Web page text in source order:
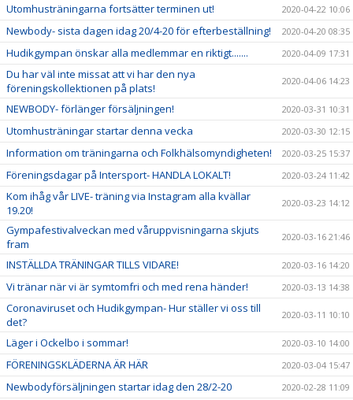
Utomhusträningarna fortsätter terminen ut! 2020-04-22 10:06
Newbody- sista dagen idag 20/4-20 för efterbeställning! 2020-04-20 08:35
Hudikgympan önskar alla medlemmar en riktigt....... 2020-04-09 17:31
Du har väl inte missat att vi har den nya
föreningskollektionen på plats!
2020-04-06 14:23
NEWBODY- förlänger försäljningen! 2020-03-31 10:31
Utomhusträningar startar denna vecka 2020-03-30 12:15
Information om träningarna och Folkhälsomyndigheten! 2020-03-25 15:37
Föreningsdagar på Intersport- HANDLA LOKALT! 2020-03-24 11:42
Kom ihåg vår LIVE- träning via Instagram alla kvällar
19.20!
2020-03-23 14:12
Gympafestivalveckan med våruppvisningarna skjuts
fram
2020-03-16 21:46
INSTÄLLDA TRÄNINGAR TILLS VIDARE! 2020-03-16 14:20
Vi tränar när vi är symtomfri och med rena händer! 2020-03-13 14:38
Coronaviruset och Hudikgympan- Hur ställer vi oss till
det?
2020-03-11 10:10
Läger i Ockelbo i sommar! 2020-03-10 14:00
FÖRENINGSKLÄDERNA ÄR HÄR 2020-03-04 15:47
Newbodyförsäljningen startar idag den 28/2-20 2020-02-28 11:09